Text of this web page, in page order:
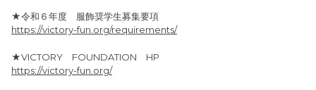
★令和６年度 服飾奨学生募集要項
https://victory-fun.org/requirements/
★VICTORY FOUNDATION HP
https://victory-fun.org/